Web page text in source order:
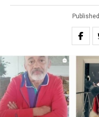
Published